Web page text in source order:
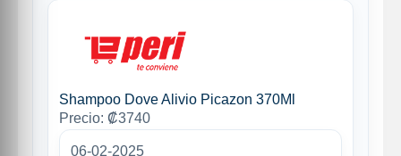
Shampoo Dove Alivio Picazon 370Ml
Precio: ₡3740
06-02-2025